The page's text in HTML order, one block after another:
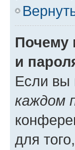
Почему
и
Если вы
каждом
для